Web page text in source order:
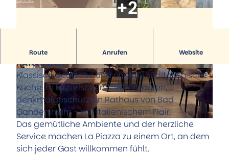
Führungen
Museum Portal zur Geschichte
StadtMuseum
Künstler & Ausstellungen
Kunst unter freiem Himmel
Alle Themen
Trinkbrunnenhäuschen der Sole-Quelle
Natur-Solefreibad
Kurparkanlagen
Wandern
Natur-Solefreibad
Flugplatz
Pony-Gestüt
Kino
Weitere Freizeit- und Sportangebote
Service
Tourist-Information
Stellenausschreibungen
Prospekte
Öffentliche Toiletten
Stadtplan
Aktuelles
Anreise
Team
© La Piazza Ratskeller |CC-BY
© La Piazza Ratskeller |CC-BY
S
p
e
i
s
e
n
Route Anrufen Website
HERZLICH WILLKOMMEN, WIR SIND „LA PIAZZA
RATSKELLER“
Klassisch deutsche und original süditalienische
Küche im historischen, 1580 erbauten,
denkmalgeschützten Rathaus von Bad
Gandersheim – mit italienischem Flair.
Das gemütliche Ambiente und der herzliche
Service machen La Piazza zu einem Ort, an dem
sich jeder Gast willkommen fühlt.